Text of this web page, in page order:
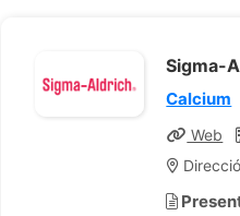
Sigma-
Calcium
Web